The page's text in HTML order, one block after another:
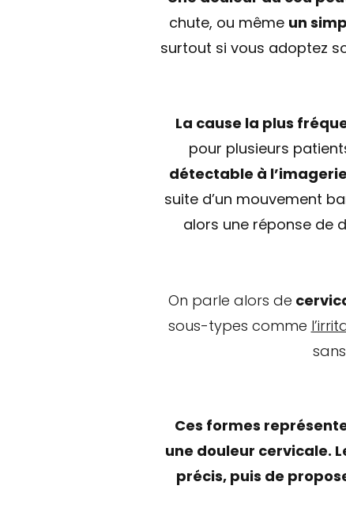
chute, ou même un
surtout si vous adoptez
La cause la plus
pour plusieurs
détectable à
suite d’un mouvement
alors une réponse de
On parle alors de
sous-types comme
Ces formes
une douleur cervicale.
précis, puis de